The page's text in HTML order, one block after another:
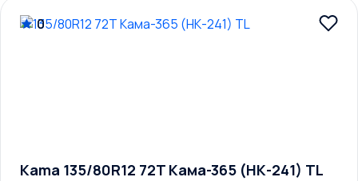
0
Kama 135/80R12 72T Кама-365 (НК-241) TL